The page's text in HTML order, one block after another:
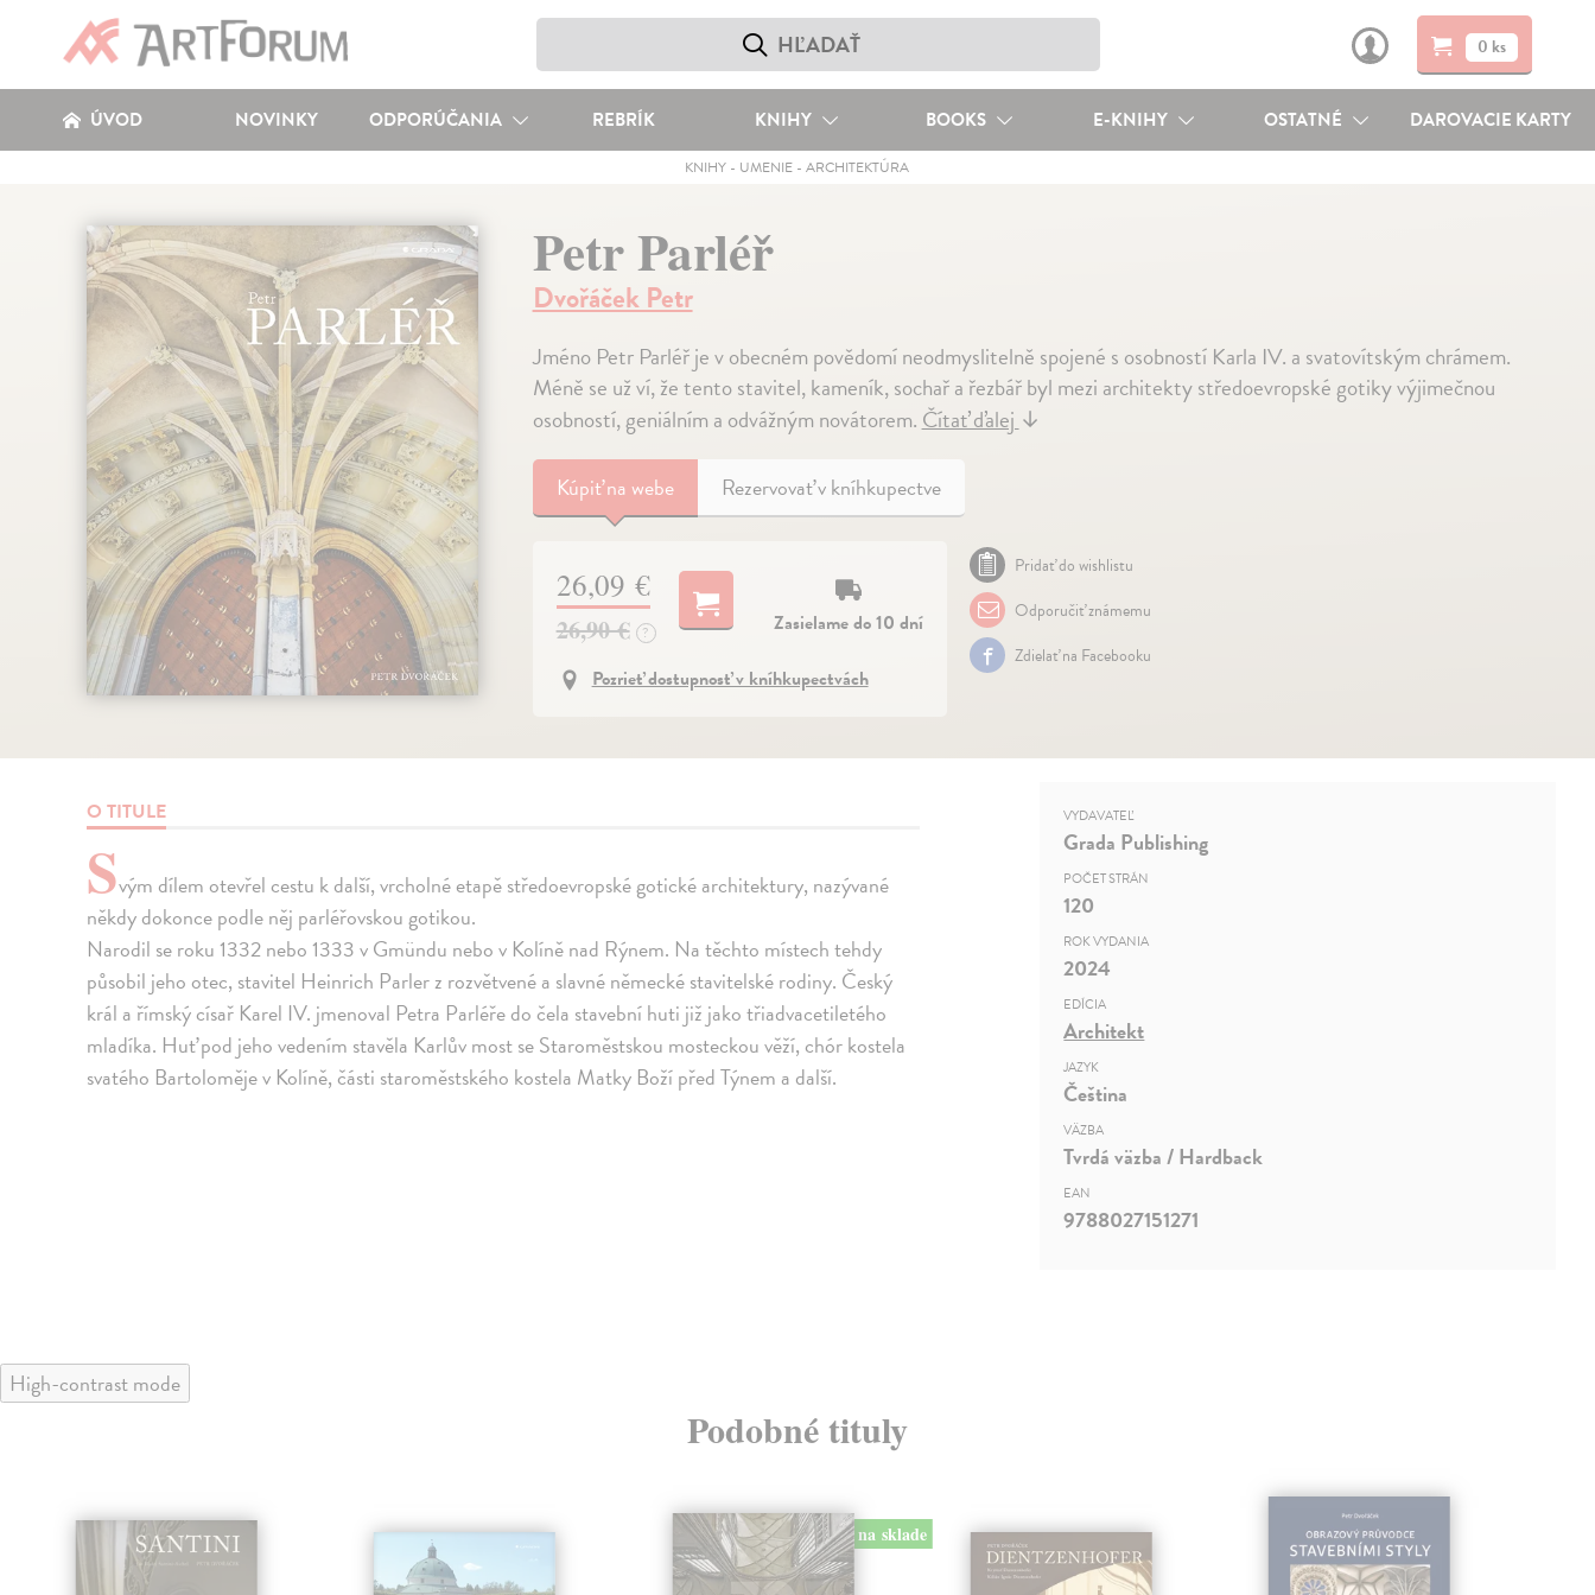
0 ks
ÚVOD NOVINKY ODPORÚČANIA REBRÍK KNIHY BOOKS E-KNIHY OSTATNÉ DAROVACIE KARTY
KNIHY - UMENIE -ARCHITEKTÚRA
Petr Parléř
Dvořáček Petr
Jméno Petr Parléř je v obecném povědomí neodmyslitelně spojené s osobností Karla IV. a svatovítským chrámem.
Méně se už ví, že tento stavitel, kameník, sochař a řezbář byl mezi architekty středoevropské gotiky výjimečnou
osobností, geniálním a odvážným novátorem.Čítať ďalej↓
Kúpiťna webe Rezervovať v kníhkupectve
26,09 €
26,90 € ?
Zasielame do 10 dní
Pozrieť dostupnosť v kníhkupectvách
Pridať do wishlistu
Odporučiť známemu
Zdielať na Facebooku
O TITULE
Svým dílem otevřel cestu k další, vrcholné etapě středoevropské gotické architektury, nazývané
někdy dokonce podle něj parléřovskou gotikou.
Narodil se roku 1332 nebo 1333 v Gmündu nebo v Kolíně nad Rýnem. Na těchto místech tehdy
působil jeho otec, stavitel Heinrich Parler z rozvětvené a slavné německé stavitelské rodiny. Český
král a římský císař Karel IV. jmenoval Petra Parléře do čela stavební huti již jako třiadvacetiletého
mladíka. Huť pod jeho vedením stavěla Karlův most se Staroměstskou mosteckou věží, chór kostela
svatého Bartoloměje v Kolíně, části staroměstského kostela Matky Boží před Týnem a další.
VYDAVATEĽ
Grada Publishing
POČET STRÁN
120
ROK VYDANIA
2024
EDÍCIA
Architekt
JAZYK
Čeština
VÄZBA
Tvrdá väzba / Hardback
EAN
9788027151271
High-contrast mode
Podobné tituly
na sklade